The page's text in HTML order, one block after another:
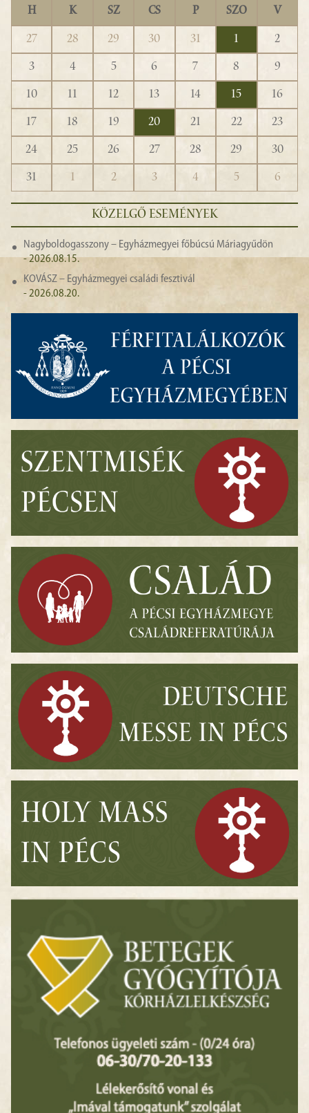
H K SZ CS P SZO V
27 28 29 30 31 1
2
3
4 5 6 7 8
9
10
11 12 13 14 15
16
17
18 19 20 21 22
23
24
25 26 27 28 29
30
31
1 2 3 4 5 6
KÖZELGŐ ESEMÉNYEK
Nagyboldogasszony – Egyházmegyei főbúcsú Máriagyűdön
- 2026.08.15.
KOVÁSZ – Egyházmegyei családi fesztivál
- 2026.08.20.